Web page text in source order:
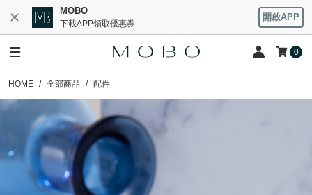
MOBO
下載APP領取優惠券
開啟APP
0
HOME 全部商品 配件